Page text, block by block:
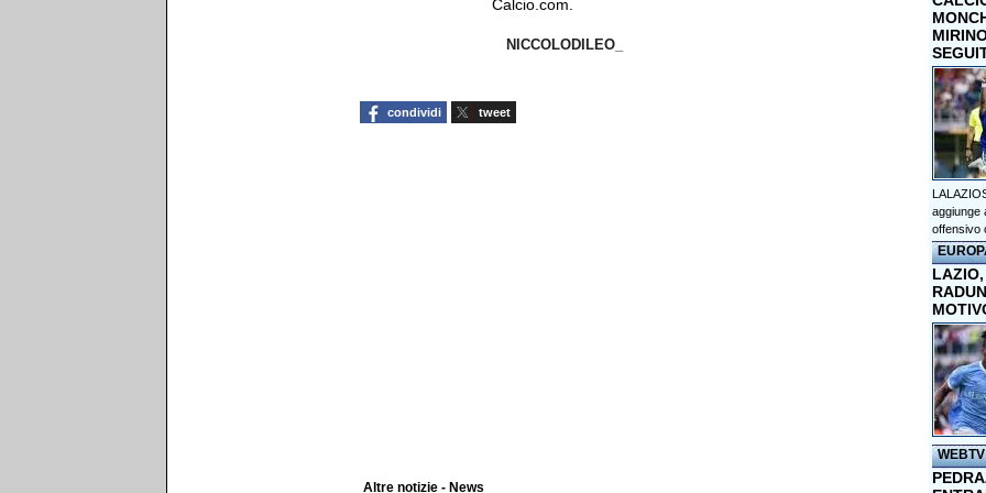
Calcio.com.
NICCOLODILEO_
condividi tweet
Altre notizie - News
aggiunge
offensivo
WEBTV